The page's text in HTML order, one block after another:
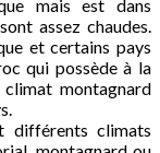
mais est dans
assez chaudes.
et certains pays
qui possède à la
montagnard
différents climats